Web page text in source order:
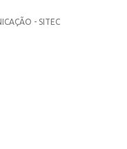
- SITEC